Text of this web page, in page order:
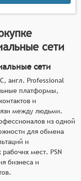
сети
сети
англ. Professional
платформы,
и
между людьми.
из одной
для обмена
и
мест. PSN
бизнеса и